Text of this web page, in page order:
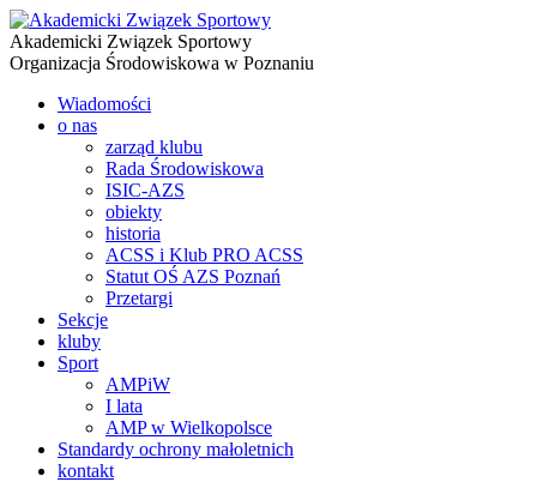
Akademicki Związek Sportowy
Organizacja Środowiskowa w Poznaniu
Wiadomości
o nas
zarząd klubu
Rada Środowiskowa
ISIC-AZS
obiekty
historia
ACSS i Klub PRO ACSS
Statut OŚ AZS Poznań
Przetargi
Sekcje
kluby
Sport
AMPiW
I lata
AMP w Wielkopolsce
Standardy ochrony małoletnich
kontakt